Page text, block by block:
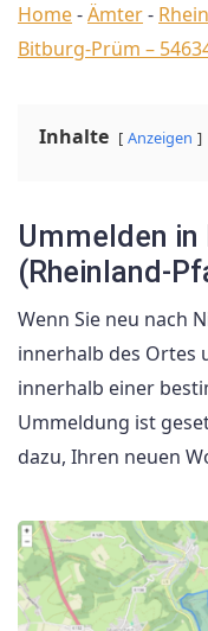
Home-Ämter-
Bitburg-Prüm –
Inhalte Anzeigen
Ummelden in
(Rheinland-
Wenn Sie neu nach
innerhalb des Ortes
innerhalb einer
Ummeldung ist
dazu, Ihren neuen